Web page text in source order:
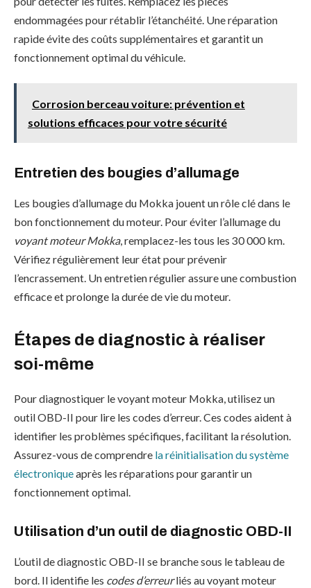
endommagées pour rétablir l’étanchéité. Une réparation
rapide évite des coûts supplémentaires et garantit un
fonctionnement optimal du véhicule.
Corrosion berceau voiture: prévention et
solutions efficaces pour votre sécurité
Entretien des bougies d’allumage
Les bougies d’allumage du Mokka jouent un rôle clé dans le
bon fonctionnement du moteur. Pour éviter l’allumage du
voyant moteur Mokka, remplacez-les tous les 30 000 km.
Vérifiez régulièrement leur état pour prévenir
l’encrassement. Un entretien régulier assure une combustion
efficace et prolonge la durée de vie du moteur.
Étapes de diagnostic à réaliser
soi-même
Pour diagnostiquer le voyant moteur Mokka, utilisez un
outil OBD-II pour lire les codes d’erreur. Ces codes aident à
identifier les problèmes spécifiques, facilitant la résolution.
Assurez-vous de comprendre la réinitialisation du système
électroniqueaprès les réparations pour garantir un
fonctionnement optimal.
Utilisation d’un outil de diagnostic OBD-II
L’outil de diagnostic OBD-II se branche sous le tableau de
bord. Il identifie les codes d’erreurliés au voyant moteur